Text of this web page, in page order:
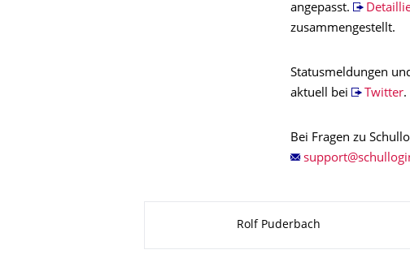
angepasst.
zusammengestellt.
Statusmeldungen
aktuell bei
Twitter.
Bei Fragen zu
Rolf Puderbach